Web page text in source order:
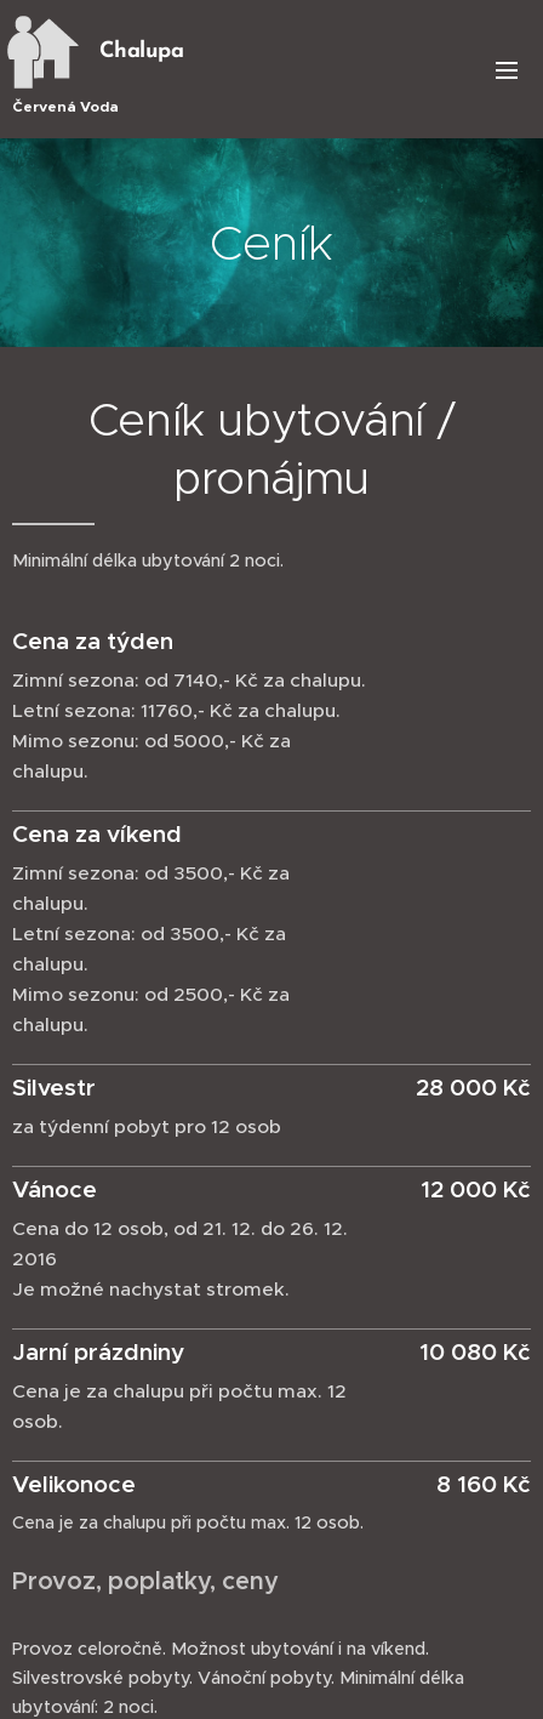
Chalupa
Červená Voda
Ceník
Ceník ubytování /
pronájmu
Minimální délka ubytování 2 noci.
Cena za týden
Zimní sezona: od 7140,- Kč za chalupu.
Letní sezona: 11760,- Kč za chalupu.
Mimo sezonu: od 5000,- Kč za
chalupu.
Cena za víkend
Zimní sezona: od 3500,- Kč za
chalupu.
Letní sezona: od 3500,- Kč za
chalupu.
Mimo sezonu: od 2500,- Kč za
chalupu.
Silvestr
za týdenní pobyt pro 12 osob
28 000 Kč
Vánoce
Cena do 12 osob, od 21. 12. do 26. 12.
2016
Je možné nachystat stromek.
12 000 Kč
Jarní prázdniny
Cena je za chalupu při počtu max. 12
osob.
10 080 Kč
Velikonoce
Cena je za chalupu při počtu max. 12 osob.
8 160 Kč
Provoz, poplatky, ceny
Provoz celoročně. Možnost ubytování i na víkend.
Silvestrovské pobyty. Vánoční pobyty. Minimální délka
ubytování: 2 noci.